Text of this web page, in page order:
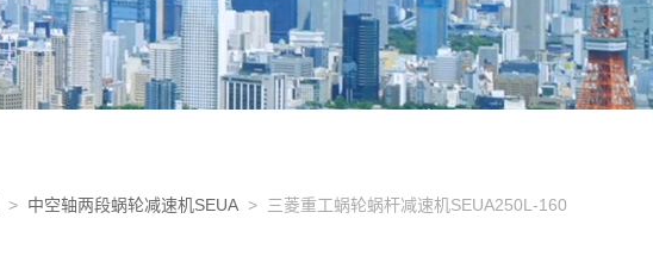
> 中空轴两段蜗轮减速机SEUA > 三菱重工蜗轮蜗杆减速机SEUA250L-160